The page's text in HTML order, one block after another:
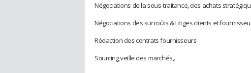
Négociations de la sous-traitance, des achats
Négociations des surcoûts & Litiges clients et
Rédaction des contrats fournisseurs
Sourcing,veille des marchés,..